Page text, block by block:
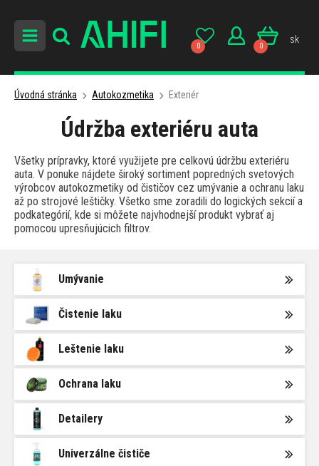
0 0
sk
Úvodná stránka Autokozmetika Exteriér
Údržba exteriéru auta
Všetky prípravky, ktoré využijete pre celkovú údržbu exteriéru
auta. V ponuke nájdete široký sortiment popredných svetových
výrobcov autokozmetiky od čističov cez umývanie a ochranu laku
až po strojové leštičky. Všetko sme zoradili do logických sekcií a
podkategórií, kde si môžete najvhodnejší produkt vybrať aj
pomocou upresňujúcich filtrov.
Umývanie
Čistenie laku
Leštenie laku
Ochrana laku
Detailery
Univerzálne čističe